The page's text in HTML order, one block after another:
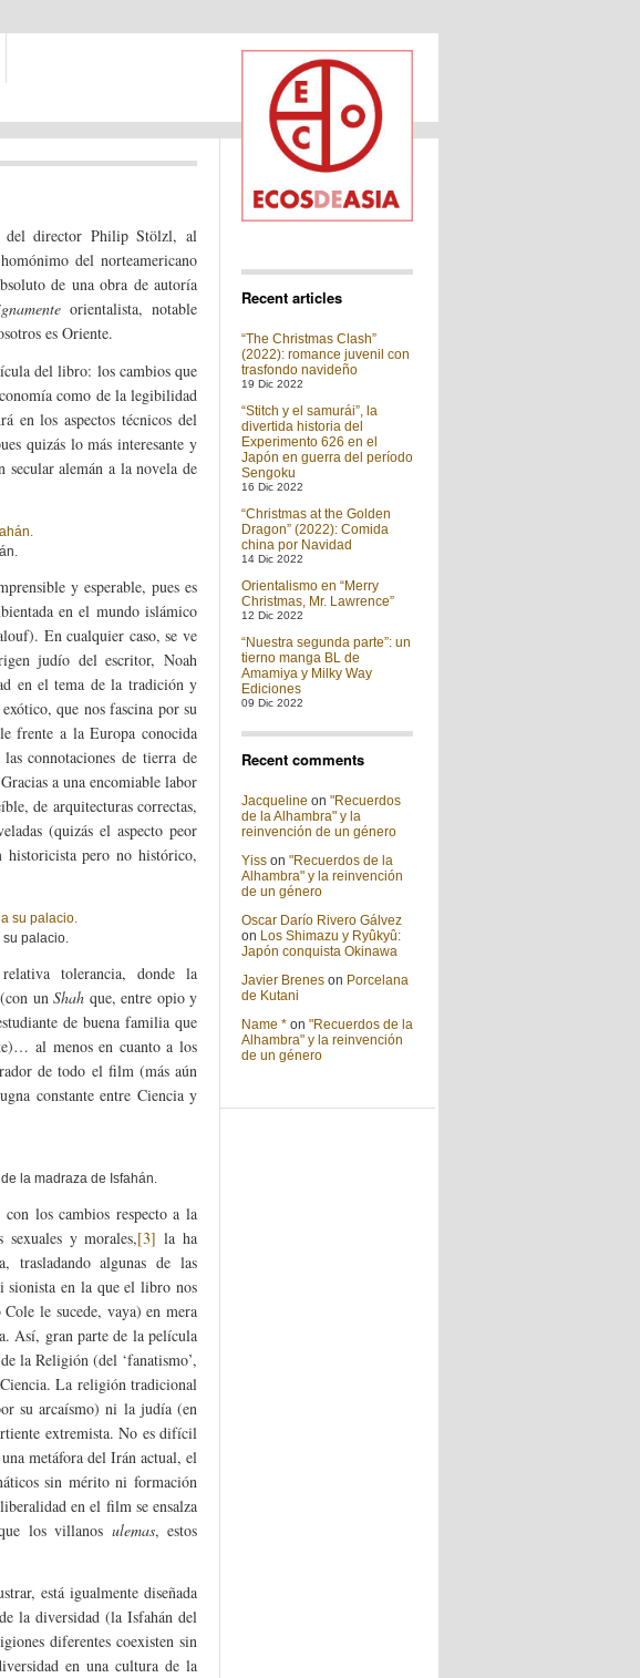
del director Philip Stölzl, al
del norteamericano
de una obra de autoría
orientalista, notable
es Oriente.
del libro: los cambios que
como de la legibilidad
en los aspectos técnicos del
quizás lo más interesante y
secular alemán a la novela de
y esperable, pues es
en el mundo islámico
En cualquier caso, se ve
judío del escritor, Noah
en el tema de la tradición y
que nos fascina por su
frente a la Europa conocida
connotaciones de tierra de
a una encomiable labor
de arquitecturas correctas,
(quizás el aspecto peor
pero no histórico,
su palacio.
tolerancia, donde la
(con unShah que, entre opio y
de buena familia que
al menos en cuanto a los
de todo el film (más aún
constante entre Ciencia y
la madraza de Isfahán.
los cambios respecto a la
y morales,[3] la ha
trasladando algunas de las
sionista en la que el libro nos
le sucede, vaya) en mera
Así, gran parte de la película
la Religión (del ‘fanatismo’,
La religión tradicional
su arcaísmo) ni la judía (en
extremista. No es difícil
metáfora del Irán actual, el
sin mérito ni formación
en el film se ensalza
los villanos ulemas, estos
está igualmente diseñada
la diversidad (la Isfahán del
diferentes coexisten sin
en una cultura de la
Recent articles
“The Christmas Clash”
(2022): romance juvenil con
trasfondo navideño
19 Dic 2022
“Stitch y el samurái”, la
divertida historia del
Experimento 626 en el
Japón en guerra del período
Sengoku
16 Dic 2022
“Christmas at the Golden
Dragon” (2022): Comida
china por Navidad
14 Dic 2022
Orientalismo en “Merry
Christmas, Mr. Lawrence”
12 Dic 2022
“Nuestra segunda parte”: un
tierno manga BL de
Amamiya y Milky Way
Ediciones
09 Dic 2022
Recent comments
Jacqueline on "Recuerdos
de la Alhambra" y la
reinvención de un género
Yiss on "Recuerdos de la
Alhambra" y la reinvención
de un género
Oscar Darío Rivero Gálvez
on Los Shimazu y Ryûkyû:
Japón conquista Okinawa
Javier Brenes on Porcelana
de Kutani
Name * on "Recuerdos de la
Alhambra" y la reinvención
de un género